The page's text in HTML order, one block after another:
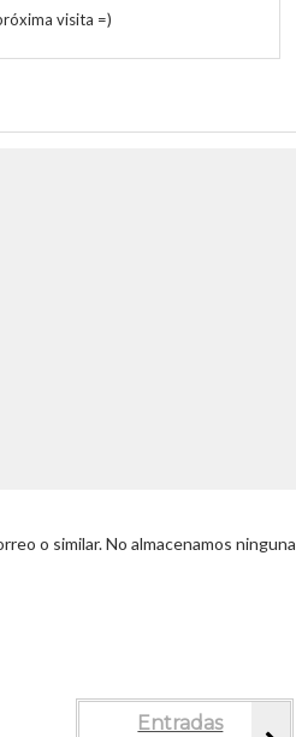
visita =)
o similar. No almacenamos ninguna
Entradas